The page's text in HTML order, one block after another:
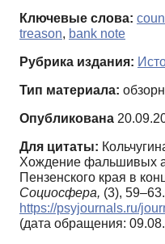
Ключевые слова:
treason, bank note
Рубрика издания:
Тип материала:
Опубликована
Для цитаты:
Хождение фальшивых
Пензенского края в
Социосфера, (3),
https://psyjournals.ru/
(дата обращения: